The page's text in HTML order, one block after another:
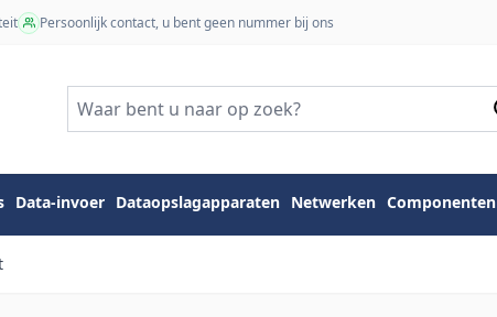
Persoonlijk contact, u bent geen nummer bij ons
Data-invoer Dataopslagapparaten Netwerken Componenten